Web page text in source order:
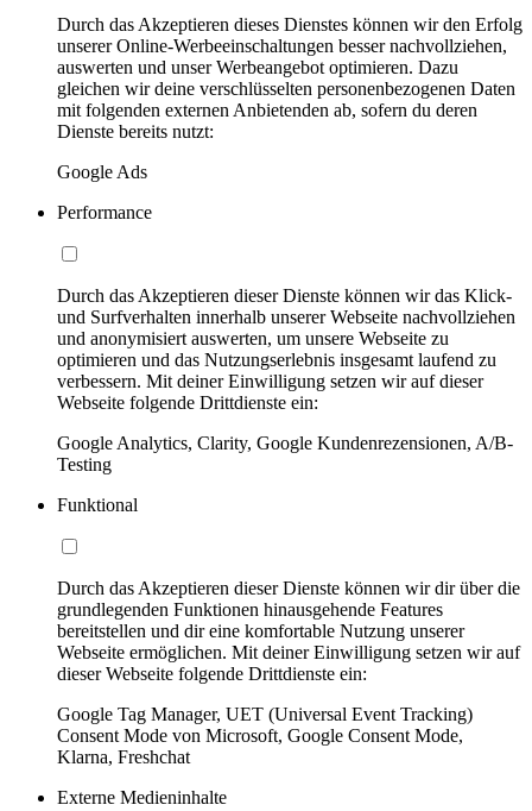
Durch das Akzeptieren dieses Dienstes können wir den Erfolg
unserer Online-Werbeeinschaltungen besser nachvollziehen,
auswerten und unser Werbeangebot optimieren. Dazu
gleichen wir deine verschlüsselten personenbezogenen Daten
mit folgenden externen Anbietenden ab, sofern du deren
Dienste bereits nutzt:
Google Ads
Performance
Durch das Akzeptieren dieser Dienste können wir das Klick-
und Surfverhalten innerhalb unserer Webseite nachvollziehen
und anonymisiert auswerten, um unsere Webseite zu
optimieren und das Nutzungserlebnis insgesamt laufend zu
verbessern. Mit deiner Einwilligung setzen wir auf dieser
Webseite folgende Drittdienste ein:
Google Analytics, Clarity, Google Kundenrezensionen, A/B-
Testing
Funktional
Durch das Akzeptieren dieser Dienste können wir dir über die
grundlegenden Funktionen hinausgehende Features
bereitstellen und dir eine komfortable Nutzung unserer
Webseite ermöglichen. Mit deiner Einwilligung setzen wir auf
dieser Webseite folgende Drittdienste ein:
Google Tag Manager, UET (Universal Event Tracking)
Consent Mode von Microsoft, Google Consent Mode,
Klarna, Freshchat
Externe Medieninhalte